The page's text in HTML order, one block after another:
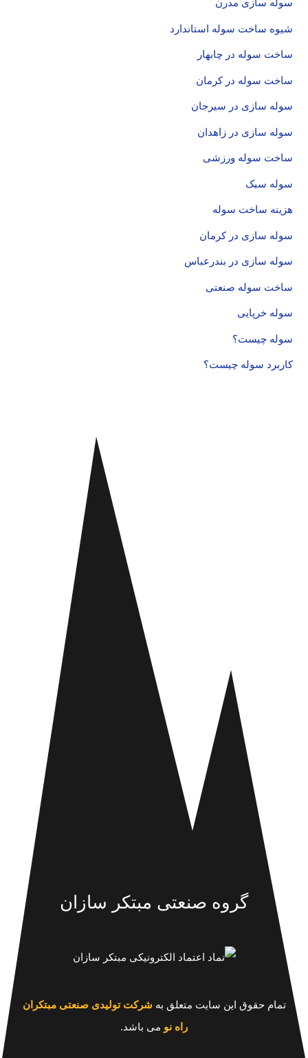
سوله سازی مدرن
شیوه ساخت سوله استاندارد
ساخت سوله در چابهار
ساخت سوله در کرمان
سوله سازی در سیرجان
سوله سازی در زاهدان
ساخت سوله ورزشی
سوله سبک
هزینه ساخت سوله
سوله سازی در کرمان
سوله سازی در بندرعباس
ساخت سوله صنعتی
سوله خرپایی
سوله چیست؟
کاربرد سوله چیست؟
گروه صنعتی مبتکر سازان
تمام حقوق این سایت متعلق به شرکت تولیدی صنعتی مبتکران
راه نو می باشد.